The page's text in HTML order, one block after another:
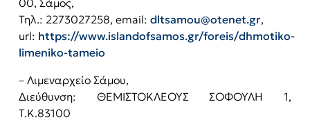
00, Σάμος,
Τηλ.: 2273027258, email: dltsamou@otenet.gr,
url: https://www.islandofsamos.gr/foreis/dhmotiko-
limeniko-tameio
– Λιμεναρχείο Σάμου,
Διεύθυνση: ΘΕΜΙΣΤΟΚΛΕΟΥΣ ΣΟΦΟΥΛΗ 1,
T.Κ.83100